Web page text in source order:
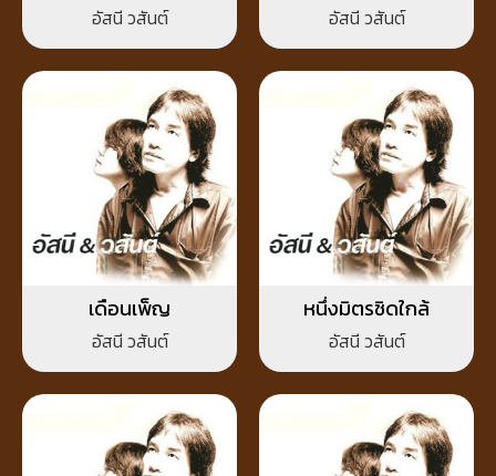
อัสนี วสันต์ อัสนี วสันต์
เดือนเพ็ญ
อัสนี วสันต์
หนึ่งมิตรชิดใกล้
อัสนี วสันต์